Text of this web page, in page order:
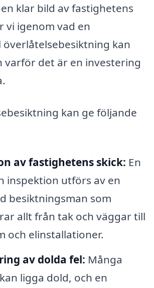
klar bild av fastighetens
vi igenom vad en
kan
varför det är en investering
kan ge följande
av fastighetens skick: En
inspektion utförs av en
besiktningsman som
allt från tak och väggar till
och elinstallationer.
av dolda fel: Många
ligga dold, och en